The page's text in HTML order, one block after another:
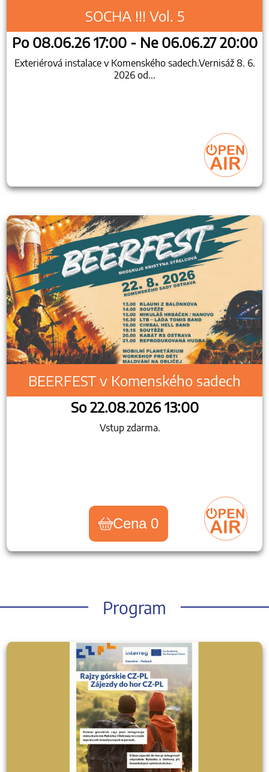
SOCHA !!! Vol. 5
Po 08.06.26 17:00 - Ne 06.06.27 20:00
Exteriérová instalace v Komenského sadech.Vernisáž 8. 6.
2026 od...
BEERFEST v Komenského sadech
So 22.08.2026 13:00
Vstup zdarma.
Cena 0
Program